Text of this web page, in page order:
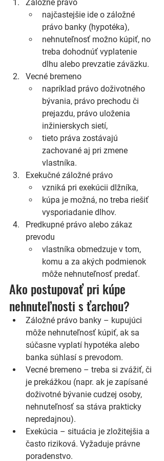
Záložné právo
najčastejšie ide o záložné
právo banky (hypotéka),
nehnuteľnosť možno kúpiť, no
treba dohodnúť vyplatenie
dlhu alebo prevzatie záväzku.
Vecné bremeno
napríklad právo doživotného
bývania, právo prechodu či
prejazdu, právo uloženia
inžinierskych sietí,
tieto práva zostávajú
zachované aj pri zmene
vlastníka.
Exekučné záložné právo
vzniká pri exekúcii dlžníka,
kúpa je možná, no treba riešiť
vysporiadanie dlhov.
Predkupné právo alebo zákaz
prevodu
vlastníka obmedzuje v tom,
komu a za akých podmienok
môže nehnuteľnosť predať.
Ako postupovať pri kúpe
nehnuteľnosti s ťarchou?
Záložné právo banky – kupujúci
môže nehnuteľnosť kúpiť, ak sa
súčasne vyplatí hypotéka alebo
banka súhlasí s prevodom.
Vecné bremeno – treba si zvážiť, či
je prekážkou (napr. ak je zapísané
doživotné bývanie cudzej osoby,
nehnuteľnosť sa stáva prakticky
nepredajnou).
Exekúcia – situácia je zložitejšia a
často riziková. Vyžaduje právne
poradenstvo.